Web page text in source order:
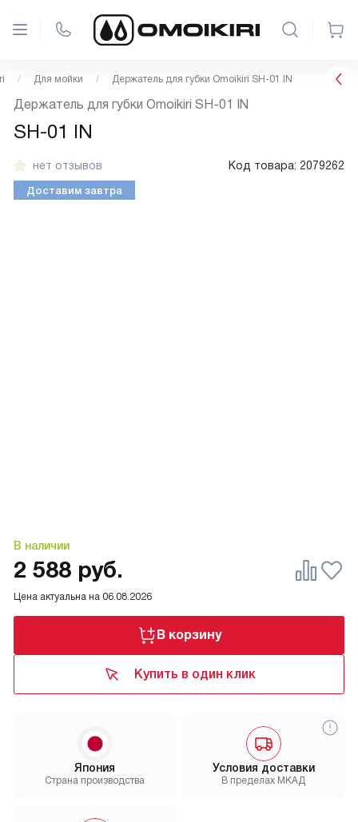
Для мойки Держатель для губки Omoikiri SH-01 IN
нет отзывов Код товара: 2079262
В наличии
Доставим завтра
Держатель для губки Omoikiri SH-01 IN
SH-01 IN
Цена актуальна на 06.08.2026
2 588 руб.
В корзину
Купить в один клик
Условия доставки
В пределах МКАД
Япония
Страна производства